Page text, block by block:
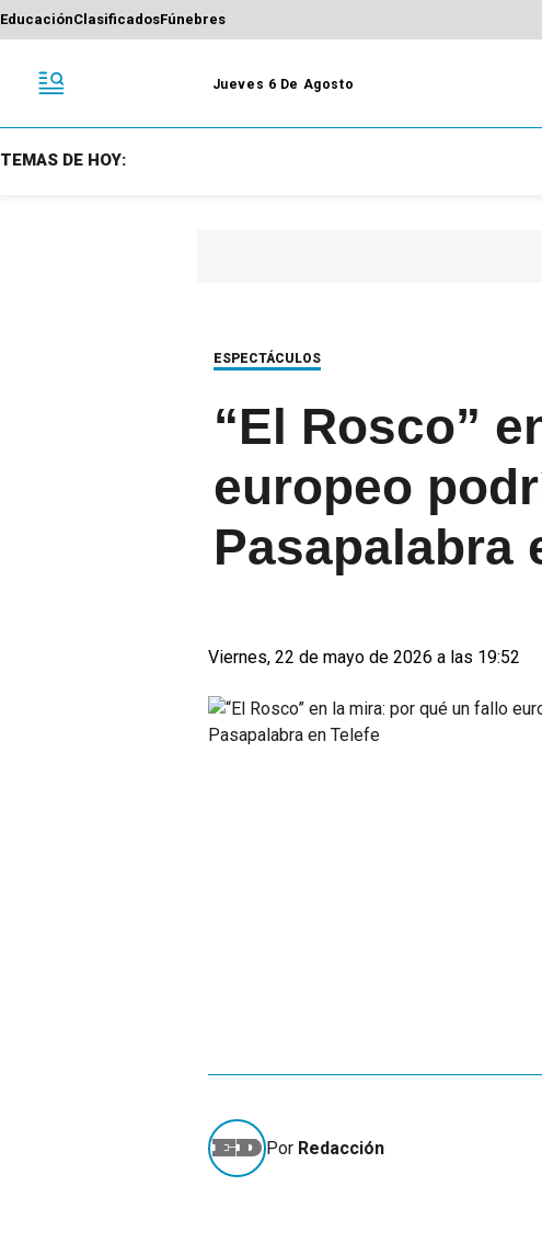
EducaciónClasificadosFúnebres
Jueves 6 De Agosto
TEMAS DE HOY:
ESPECTÁCULOS
“El Rosco”
europeo
Pasapalabra
Viernes, 22 de mayo de 2026 a las 19:52
Por Redacción